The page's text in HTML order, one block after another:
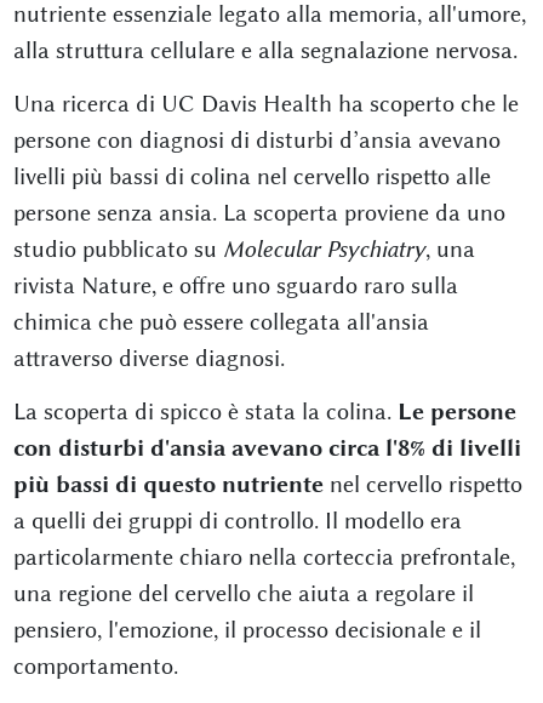
nutriente essenziale legato alla memoria, all'umore,
alla struttura cellulare e alla segnalazione nervosa.
Una ricerca di UC Davis Health ha scoperto che le
persone con diagnosi di disturbi d’ansia avevano
livelli più bassi di colina nel cervello rispetto alle
persone senza ansia. La scoperta proviene da uno
studio pubblicato su Molecular Psychiatry, una
rivista Nature, e offre uno sguardo raro sulla
chimica che può essere collegata all'ansia
attraverso diverse diagnosi.
La scoperta di spicco è stata la colina. Le persone
con disturbi d'ansia avevano circa l'8% di livelli
più bassi di questo nutrientenel cervello rispetto
a quelli dei gruppi di controllo. Il modello era
particolarmente chiaro nella corteccia prefrontale,
una regione del cervello che aiuta a regolare il
pensiero, l'emozione, il processo decisionale e il
comportamento.